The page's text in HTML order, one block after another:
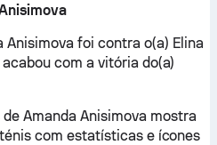
Anisimova foi contra o(a) Elina
com a vitória do(a)
Amanda Anisimova mostra
com estatísticas e ícones